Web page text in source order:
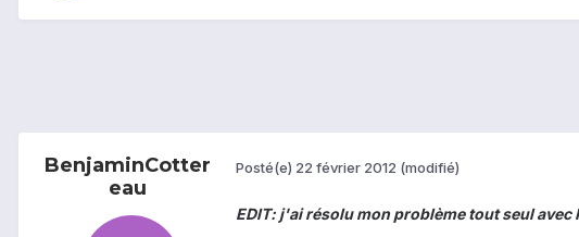
BenjaminCotter
eau
Posté(e) 22 février 2012 (modifié)
EDIT: j'ai résolu mon problème tout seul